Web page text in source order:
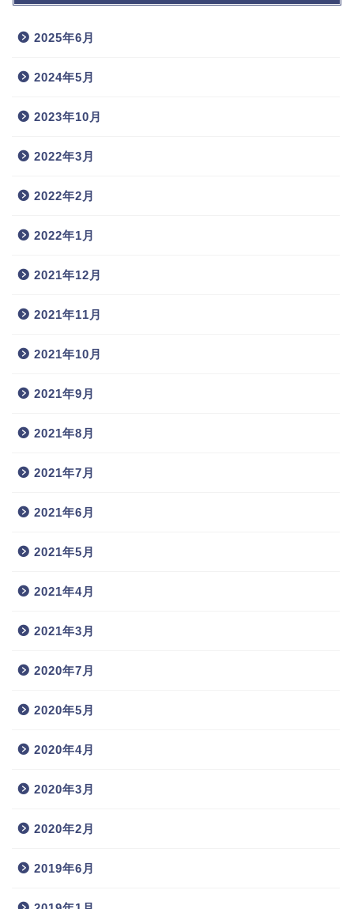
2025年6月
2024年5月
2023年10月
2022年3月
2022年2月
2022年1月
2021年12月
2021年11月
2021年10月
2021年9月
2021年8月
2021年7月
2021年6月
2021年5月
2021年4月
2021年3月
2020年7月
2020年5月
2020年4月
2020年3月
2020年2月
2019年6月